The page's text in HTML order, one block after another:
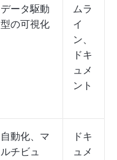
データ駆動
型の可視化
ムラ
イ
ン、
ドキ
ュメ
ント
自動化、マ
ルチビュ
ドキ
ュメ